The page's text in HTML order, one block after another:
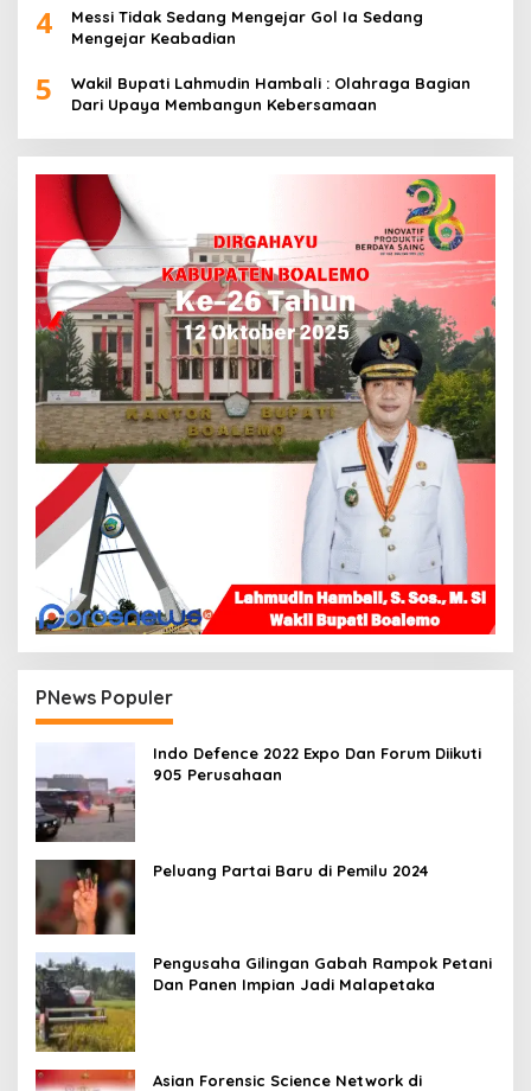
4
Messi Tidak Sedang Mengejar Gol Ia Sedang
Mengejar Keabadian
5
Wakil Bupati Lahmudin Hambali : Olahraga Bagian
Dari Upaya Membangun Kebersamaan
PNews Populer
Indo Defence 2022 Expo Dan Forum Diikuti
905 Perusahaan
Peluang Partai Baru di Pemilu 2024
Pengusaha Gilingan Gabah Rampok Petani
Dan Panen Impian Jadi Malapetaka
Asian Forensic Science Network di